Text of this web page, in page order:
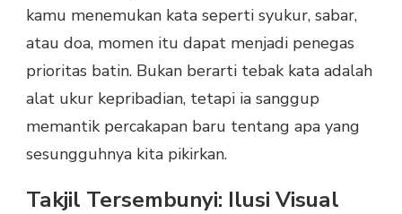
kamu menemukan kata seperti syukur, sabar,
atau doa, momen itu dapat menjadi penegas
prioritas batin. Bukan berarti tebak kata adalah
alat ukur kepribadian, tetapi ia sanggup
memantik percakapan baru tentang apa yang
sesungguhnya kita pikirkan.
Takjil Tersembunyi: Ilusi Visual